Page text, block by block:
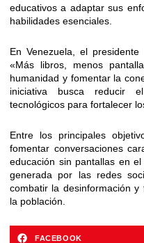
educativos a adaptar sus
habilidades esenciales.
En Venezuela, el
«Más libros, menos
humanidad y fomentar la
iniciativa busca reducir
tecnológicos para fortalecer
Entre los principales
fomentar conversaciones
educación sin pantallas en
generada por las redes
combatir la desinformación
la población.
FACEBOOK